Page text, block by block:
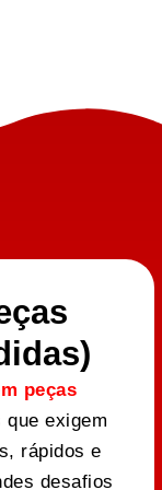
peças
exigem
rápidos e
desafios